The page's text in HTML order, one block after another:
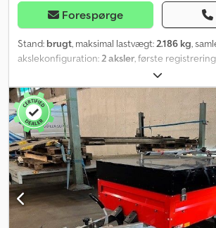
Forespørge
Stand: brugt, maksimal lastvægt:2.186 kg,
akslekonfiguration:2 aksler, første
, læsningsbredde:
200 mm, samlet bredde:2.035 mm, total
GW26G000189, Byggemaskinetrailer fra
BMAT .2, Totalvægt: 2.700 kg, med
påløbsbremse, 100 km/t, 3,01 m x 1,40 m 100
monteret* Tandem lavlæstrailer valgfrit med
eller centerrør * Svejset og varmgalvaniseret
stålplade * For- og sidevægge i 3 mm svejset
høje svejsede sider * Gennemgående
valgfrit med ekstra aluminiumsdørkpladebund
Anoyqdqmjkeck * Betrædelige